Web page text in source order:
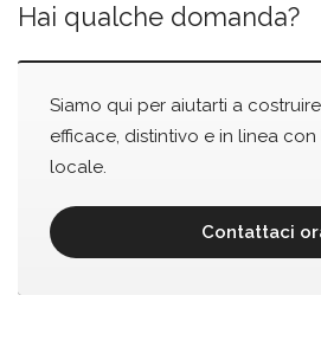
Hai qualche domanda?
Siamo qui per aiutarti a
efficace, distintivo e in linea con
locale.
Contattaci